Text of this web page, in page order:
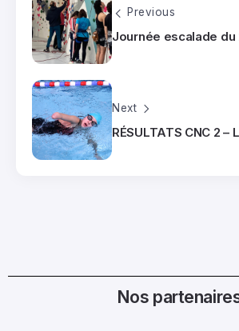
Previous
Journée escalade du
Next
RÉSULTATS CNC 2 –
Nos